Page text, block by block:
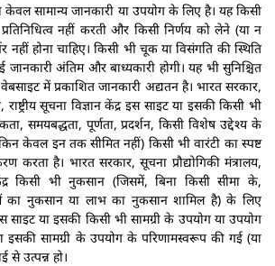
केवल सामान्य जानकारी या उपयोग के लिए है। यह किसी
नहीं करती और किसी निर्णय को लेने (या न
होना चाहिए। किसी भी चूक या विसंगति की स्थिति
अंतिम और बाध्यकारी होगी। यह भी सुनिश्चित
में प्रकाशित जानकारी अद्यतन है। भारत सरकार,
राष्ट्रीय सूचना विज्ञान केंद्र इस साइट या इसकी किसी भी
समयबद्धता, पूर्णता, प्रदर्शन, किसी विशेष उद्देश्य के
केवल इन तक सीमित नहीं) किसी भी वारंटी का स्पष्ट
करता है। भारत सरकार, सूचना प्रौद्योगिकी मंत्रालय,
केंद्र किसी भी नुकसान (जिसमें, बिना किसी सीमा के,
का नुकसान या लाभ का नुकसान शामिल है) के लिए
साइट या इसकी किसी भी सामग्री के उपयोग या उपयोग
इसकी सामग्री के उपयोग के परिणामस्वरूप की गई (या
से उत्पन्न हो।